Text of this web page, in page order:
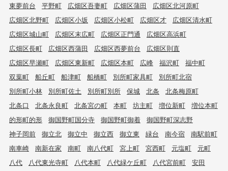
東夢前台
平野町 広畑区吾妻町 広畑区蒲田
広畑区北河原町
広畑区北野町
広畑区小坂 広畑区小松町 広畑区才
広畑区清水町
広畑区城山町
広畑区末広町 広畑区正門通
広畑区高浜町
広畑区長町
広畑区西蒲田 広畑区西夢前台
広畑区則直
広畑区早瀬町
広畑区東新町 広畑区本町 広峰 福沢町
福中町
双葉町
船丘町 船津町 船橋町 別所町家具町
別所町北宿
別所町小林
別所町佐土 別所町別所 保城 北条
北条梅原町
北条口
北条永良町 北条宮の町 本町 坊主町 増位新町
増位本町
的形町的形
御国野町国分寺 御国野町御着
御国野町深志野
神子岡前
御立北 御立中 御立西 御立東 緑台 南今宿
南駅前町
南車崎
南新在家 南町 南八代町 宮上町 宮西町 元塩町
元町
八代
八代東光寺町 八代本町 八代緑ケ丘町 八代宮前町
安田